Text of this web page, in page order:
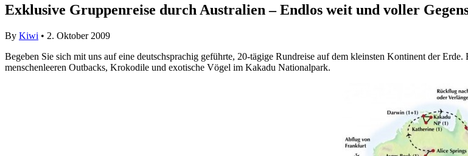
Exklusive Gruppenreise durch Australien – Endlos weit und voller
By Kiwi • 2. Oktober 2009
Begeben Sie sich mit uns auf eine deutschsprachig geführte, 20-tägige Rundreise auf dem kleinsten Kontinent der
menschenleeren Outbacks, Krokodile und exotische Vögel im Kakadu Nationalpark.